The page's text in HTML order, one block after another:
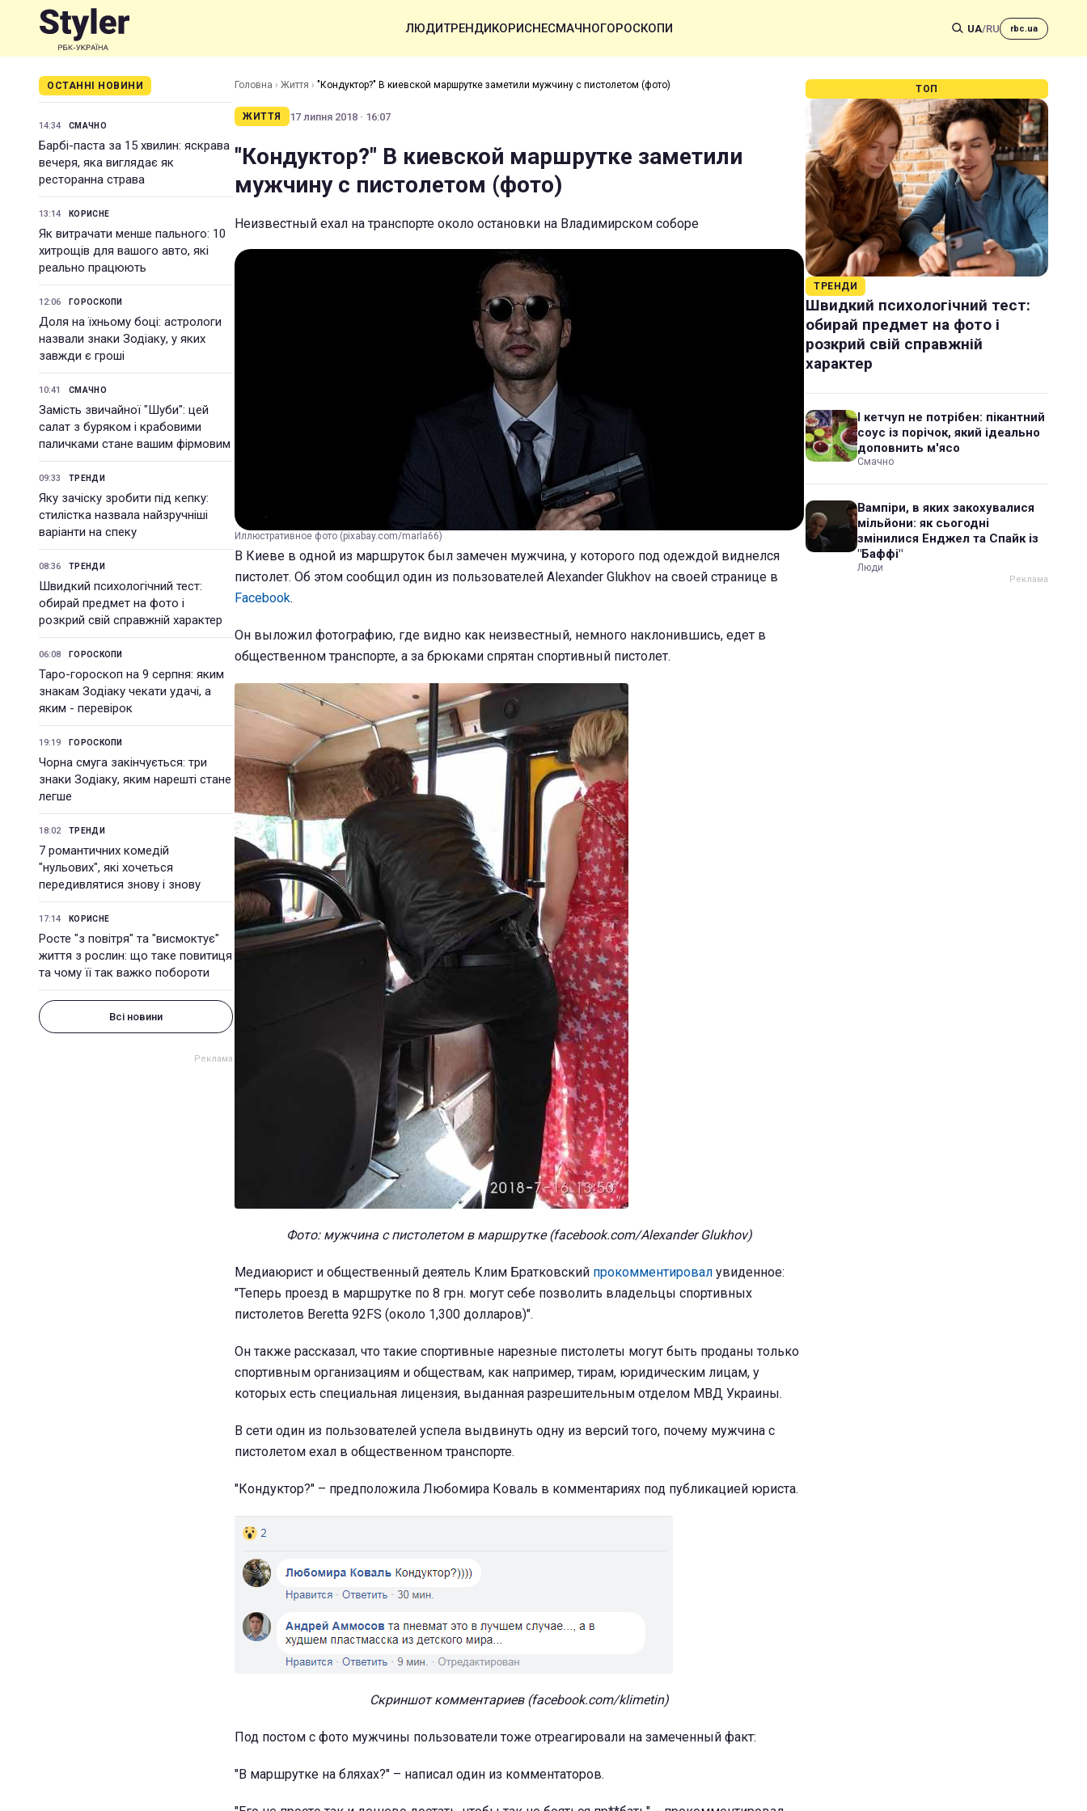
ЛЮДИТРЕНДИКОРИСНЕСМАЧНОГОРОСКОПИ UA/RU rbc.ua
ОСТАННІ НОВИНИ
14:34 СМАЧНО
Барбі-паста за 15 хвилин: яскрава
вечеря, яка виглядає як
ресторанна страва
13:14 КОРИСНЕ
Як витрачати менше пального: 10
хитрощів для вашого авто, які
реально працюють
12:06 ГОРОСКОПИ
Доля на їхньому боці: астрологи
назвали знаки Зодіаку, у яких
завжди є гроші
10:41 СМАЧНО
Замість звичайної "Шуби": цей
салат з буряком і крабовими
паличками стане вашим фірмовим
09:33 ТРЕНДИ
Яку зачіску зробити під кепку:
стилістка назвала найзручніші
варіанти на спеку
08:36 ТРЕНДИ
Швидкий психологічний тест:
обирай предмет на фото і
розкрий свій справжній характер
06:08 ГОРОСКОПИ
Таро-гороскоп на 9 серпня: яким
знакам Зодіаку чекати удачі, а
яким - перевірок
19:19 ГОРОСКОПИ
Чорна смуга закінчується: три
знаки Зодіаку, яким нарешті стане
легше
18:02 ТРЕНДИ
7 романтичних комедій
"нульових", які хочеться
передивлятися знову і знову
17:14 КОРИСНЕ
Росте "з повітря" та "висмоктує"
життя з рослин: що таке повитиця
та чому її так важко побороти
Всі новини
Головна › Життя › "Кондуктор?" В киевской маршрутке заметили мужчину с пистолетом (фото)
ЖИТТЯ 17 липня 2018 · 16:07
"Кондуктор?" В киевской маршрутке заметили
мужчину с пистолетом (фото)
Неизвестный ехал на транспорте около остановки на Владимирском соборе
Иллюстративное фото (pixabay.com/marla66)
В Киеве в одной из маршруток был замечен мужчина, у которого под одеждой виднелся
пистолет. Об этом сообщил один из пользователей Alexander Glukhov на своей странице в
Facebook.
Он выложил фотографию, где видно как неизвестный, немного наклонившись, едет в
общественном транспорте, а за брюками спрятан спортивный пистолет.
Фото: мужчина с пистолетом в маршрутке (facebook.com/Alexander Glukhov)
Медиаюрист и общественный деятель Клим Братковский прокомментировал увиденное:
"Теперь проезд в маршрутке по 8 грн. могут себе позволить владельцы спортивных
пистолетов Beretta 92FS (около 1,300 долларов)".
Он также рассказал, что такие спортивные нарезные пистолеты могут быть проданы только
спортивным организациям и обществам, как например, тирам, юридическим лицам, у
которых есть специальная лицензия, выданная разрешительным отделом МВД Украины.
В сети один из пользователей успела выдвинуть одну из версий того, почему мужчина с
пистолетом ехал в общественном транспорте.
"Кондуктор?" – предположила Любомира Коваль в комментариях под публикацией юриста.
Скриншот комментариев (facebook.com/klimetin)
Под постом с фото мужчины пользователи тоже отреагировали на замеченный факт:
"В маршрутке на бляхах?" – написал один из комментаторов.
ТОП
ТРЕНДИ
Швидкий психологічний тест:
обирай предмет на фото і
розкрий свій справжній
характер
І кетчуп не потрібен: пікантний
соус із порічок, який ідеально
доповнить м'ясо
Смачно
Вампіри, в яких закохувалися
мільйони: як сьогодні
змінилися Енджел та Спайк із
"Баффі"
Люди